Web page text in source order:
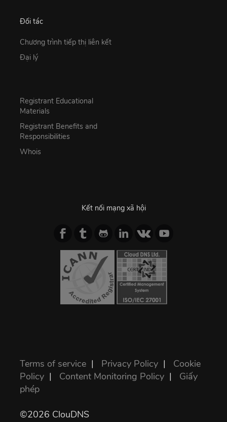
Đối tác
Chương trình tiếp thị liên kết
Đại lý
Registrant Educational
Materials
Registrant Benefits and
Responsibilities
Whois
Kết nối mạng xã hội
Terms of service | Privacy Policy | Cookie
Policy | Content Monitoring Policy | Giấy
phép
©2026 ClouDNS